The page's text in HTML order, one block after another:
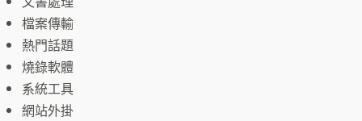
檔案傳輸
熱門話題
燒錄軟體
系統工具
網站外掛